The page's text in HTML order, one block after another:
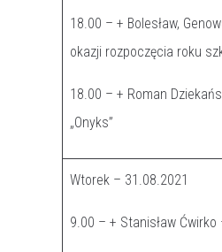
18.00 – + Bolesław,
okazji rozpoczęcia roku
18.00 – + Roman
„Onyks”
Wtorek – 31.08.2021
9.00 – + Stanisław